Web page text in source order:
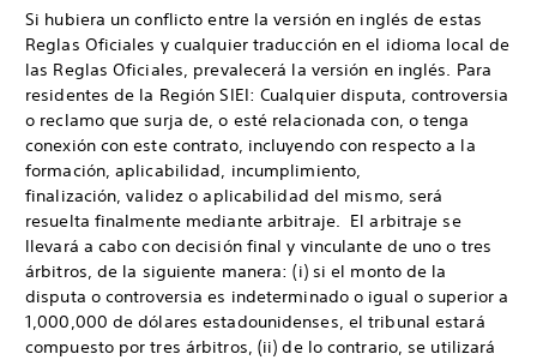
Si hubiera un conflicto entre la versión en inglés de estas
Reglas Oficiales y cualquier traducción en el idioma local de
las Reglas Oficiales, prevalecerá la versión en inglés. Para
residentes de la Región SIEI: Cualquier disputa, controversia
o reclamo que surja de, o esté relacionada con, o tenga
conexión con este contrato, incluyendo con respecto a la
formación, aplicabilidad, incumplimiento,
finalización, validez o aplicabilidad del mismo, será
resuelta finalmente mediante arbitraje. El arbitraje se
llevará a cabo con decisión final y vinculante de uno o tres
árbitros, de la siguiente manera: (i) si el monto de la
disputa o controversia es indeterminado o igual o superior a
1,000,000 de dólares estadounidenses, el tribunal estará
compuesto por tres árbitros, (ii) de lo contrario, se utilizará